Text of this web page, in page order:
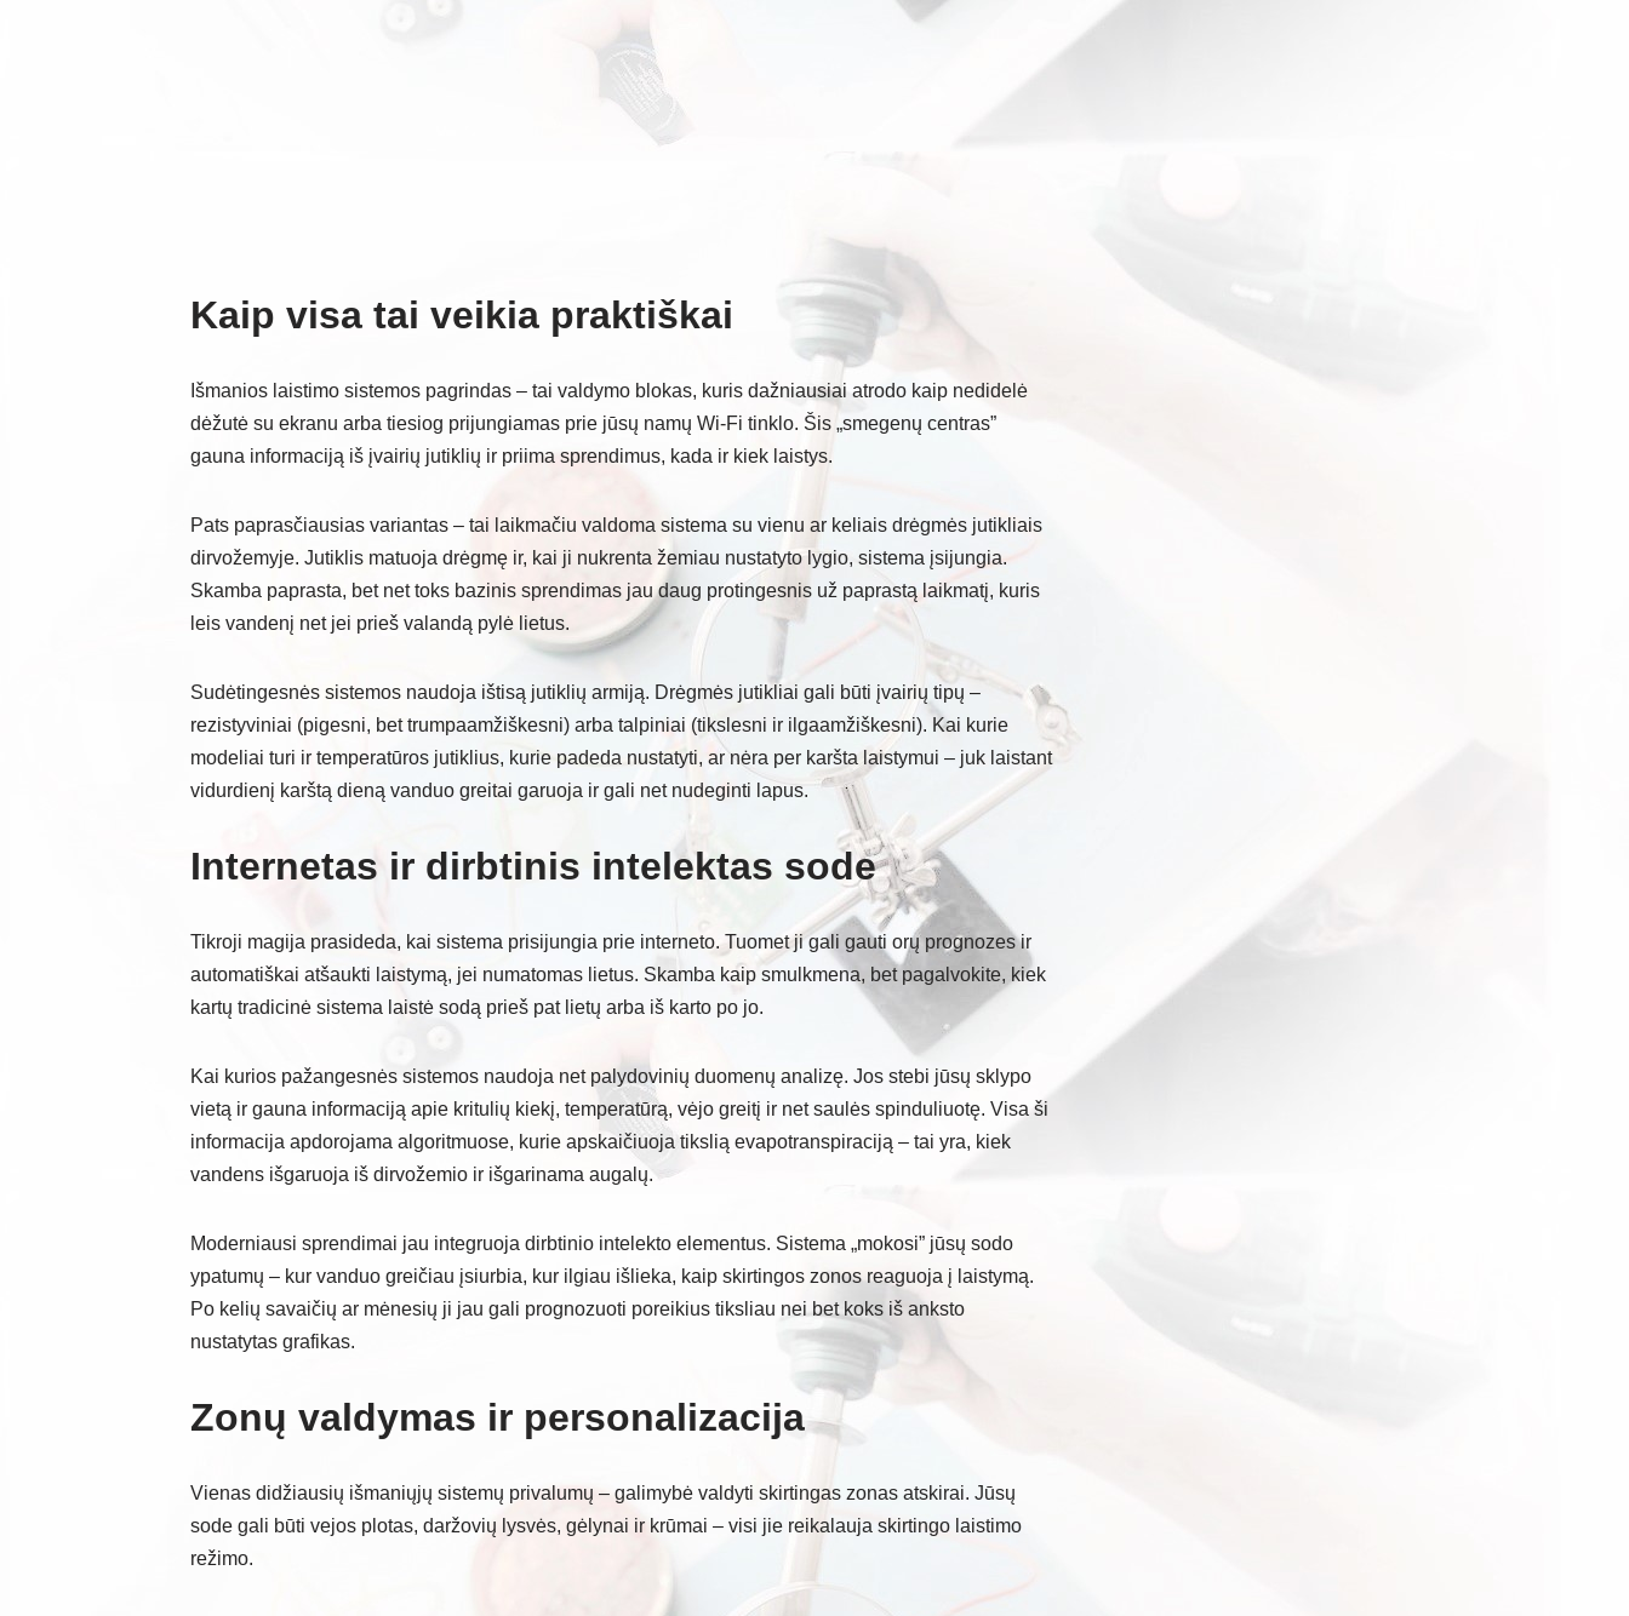
Kaip visa tai veikia praktiškai
Išmanios laistimo sistemos pagrindas – tai valdymo blokas, kuris dažniausiai atrodo kaip nedidelė
dėžutė su ekranu arba tiesiog prijungiamas prie jūsų namų Wi-Fi tinklo. Šis „smegenų centras”
gauna informaciją iš įvairių jutiklių ir priima sprendimus, kada ir kiek laistys.
Pats paprasčiausias variantas – tai laikmačiu valdoma sistema su vienu ar keliais drėgmės jutikliais
dirvožemyje. Jutiklis matuoja drėgmę ir, kai ji nukrenta žemiau nustatyto lygio, sistema įsijungia.
Skamba paprasta, bet net toks bazinis sprendimas jau daug protingesnis už paprastą laikmatį, kuris
leis vandenį net jei prieš valandą pylė lietus.
Sudėtingesnės sistemos naudoja ištisą jutiklių armiją. Drėgmės jutikliai gali būti įvairių tipų –
rezistyviniai (pigesni, bet trumpaamžiškesni) arba talpiniai (tikslesni ir ilgaamžiškesni). Kai kurie
modeliai turi ir temperatūros jutiklius, kurie padeda nustatyti, ar nėra per karšta laistymui – juk laistant
vidurdienį karštą dieną vanduo greitai garuoja ir gali net nudeginti lapus.
Internetas ir dirbtinis intelektas sode
Tikroji magija prasideda, kai sistema prisijungia prie interneto. Tuomet ji gali gauti orų prognozes ir
automatiškai atšaukti laistymą, jei numatomas lietus. Skamba kaip smulkmena, bet pagalvokite, kiek
kartų tradicinė sistema laistė sodą prieš pat lietų arba iš karto po jo.
Kai kurios pažangesnės sistemos naudoja net palydovinių duomenų analizę. Jos stebi jūsų sklypo
vietą ir gauna informaciją apie kritulių kiekį, temperatūrą, vėjo greitį ir net saulės spinduliuotę. Visa ši
informacija apdorojama algoritmuose, kurie apskaičiuoja tikslią evapotranspiraciją – tai yra, kiek
vandens išgaruoja iš dirvožemio ir išgarinama augalų.
Moderniausi sprendimai jau integruoja dirbtinio intelekto elementus. Sistema „mokosi” jūsų sodo
ypatumų – kur vanduo greičiau įsiurbia, kur ilgiau išlieka, kaip skirtingos zonos reaguoja į laistymą.
Po kelių savaičių ar mėnesių ji jau gali prognozuoti poreikius tiksliau nei bet koks iš anksto
nustatytas grafikas.
Zonų valdymas ir personalizacija
Vienas didžiausių išmaniųjų sistemų privalumų – galimybė valdyti skirtingas zonas atskirai. Jūsų
sode gali būti vejos plotas, daržovių lysvės, gėlynai ir krūmai – visi jie reikalauja skirtingo laistimo
režimo.